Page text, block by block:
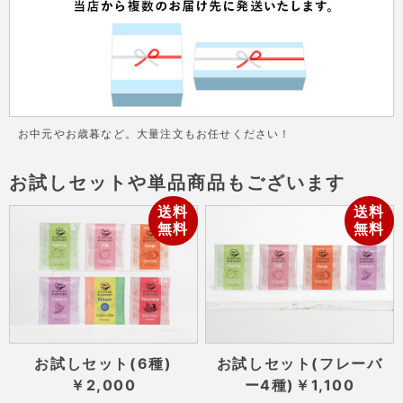
お中元やお歳暮など。大量注文もお任せください！
お試しセットや単品商品もございます
送料
無料
お試しセット(6種)
￥2,000
送料
無料
お試しセット(フレーバ
ー4種) ￥1,100